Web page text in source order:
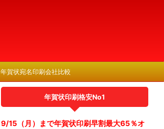
年賀状宛名印刷会社比較
年賀状印刷格安No1
9/15（月）まで年賀状印刷早割最大65％オ